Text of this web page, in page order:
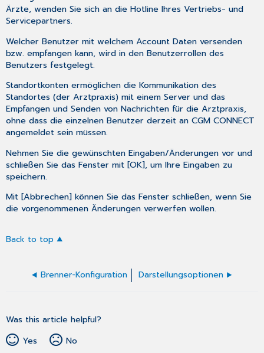
Ärzte, wenden Sie sich an die Hotline Ihres Vertriebs- und
Servicepartners.
Welcher Benutzer mit welchem Account Daten versenden
bzw. empfangen kann, wird in denBenutzerrollen des
Benutzers festgelegt.
Standortkonten ermöglichen die Kommunikation des
Standortes (der Arztpraxis) mit einem Server und das
Empfangen und Senden von Nachrichten für die Arztpraxis,
ohne dass die einzelnen Benutzer derzeit an CGM CONNECT
angemeldet sein müssen.
Nehmen Sie die gewünschten Eingaben/Änderungen vor und
schließen Sie das Fenster mit [OK], um Ihre Eingaben zu
speichern.
Mit [Abbrechen] können Sie das Fenster schließen, wenn Sie
die vorgenommenen Änderungen verwerfen wollen.
Back to top
Brenner-Konfiguration Darstellungsoptionen
Was this article helpful?
Yes
No